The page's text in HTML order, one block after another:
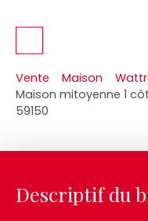
Vente Maison
Maison mitoyenne 1
59150
Descriptif du